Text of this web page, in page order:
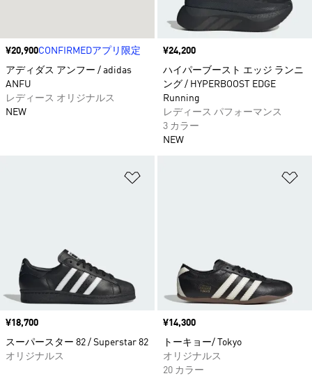
価格
¥20,900CONFIRMEDアプリ限定
アディダス アンフー / adidas
ANFU
レディース オリジナルス
NEW
価格
¥24,200
ハイパーブースト エッジ ランニ
ング / HYPERBOOST EDGE
Running
レディース パフォーマンス
3 カラー
NEW
価格
¥18,700
スーパースター 82 / Superstar 82
オリジナルス
価格
¥14,300
トーキョー/ Tokyo
オリジナルス
20 カラー